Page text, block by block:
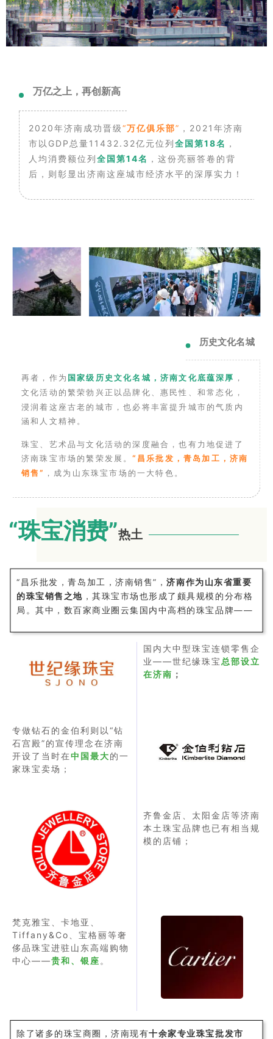
万亿之上，再创新高
2020年济南成功晋级“万亿俱乐部” ，2021年济南
市以GDP总量11432.32亿元位列全国第18名 ，
人均消费额位列全国第14名 ，这份亮丽答卷的背
后，则彰显出济南这座城市经济水平的深厚实力！
历史文化名城
再者，作为 国家级历史文化名城，济南文化底蕴深厚 ，
文化活动的繁荣勃兴正以品牌化、惠民性、和常态化，
浸润着这座古老的城市，也必将丰富提升城市的气质内
涵和人文精神。
珠宝、艺术品与文化活动的深度融合，也有力地促进了
济南珠宝市场的繁荣发展。“昌乐批发，青岛加工，济南
销售” ，成为山东珠宝市场的一大特色。
“珠宝消费”热土
“昌乐批发，青岛加工，济南销售”，济南作为山东省重要
的珠宝销售之地 ，其珠宝市场也形成了颇具规模的分布格
局。其中，数百家商业圈云集国内中高档的珠宝品牌——
国内大中型珠宝连锁零售企
业——世纪缘珠宝 总部设立
在济南 ；
专做钻石的金伯利则以“钻
石宫殿”的宣传理念在济南
开设了当时在中国最大的一
家珠宝卖场；
齐鲁金店、太阳金店等济南
本土珠宝品牌也已有相当规
模的店铺；
梵克雅宝、卡地亚、
Tiffany&Co、宝格丽等奢
侈品珠宝进驻山东高端购物
中心——贵和、银座 。
除了诸多的珠宝商圈，济南现有十余家专业珠宝批发市